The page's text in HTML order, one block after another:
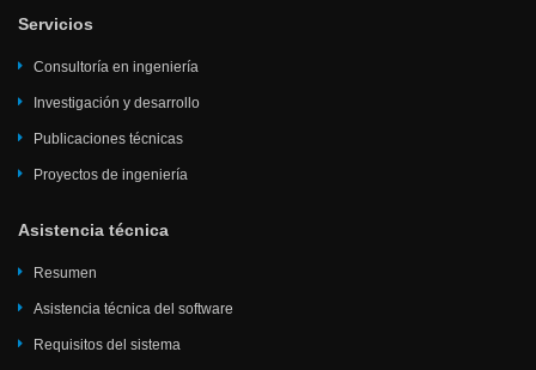
Servicios
Consultoría en ingeniería
Investigación y desarrollo
Publicaciones técnicas
Proyectos de ingeniería
Asistencia técnica
Resumen
Asistencia técnica del software
Requisitos del sistema